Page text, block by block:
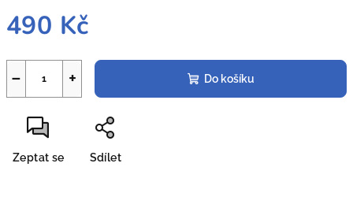
490 Kč
+
− Do košíku
Zeptat se Sdílet